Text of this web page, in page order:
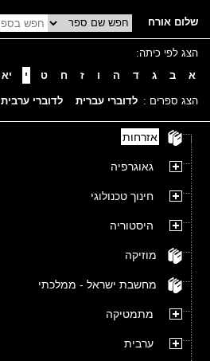
שלום אורח
הצג לפי כיתה:
א
ב ג ד ה ו ז ח ט י יא
הצג ספרים : לדוברי עברית לדוברי ערבית
אזרחות
גאוגרפיה
חינוך טכנולוגי
היסטוריה
מוזיקה
מחשבת ישראל - ממלכתי
מתמטיקה
ערבית